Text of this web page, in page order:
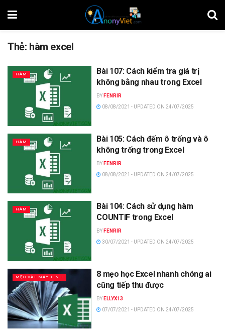
Thẻ: hàm excel
HÀM
Bài 107: Cách kiểm tra giá trị
không bằng nhau trong Excel
BY FENRIR
08/08/2021 - UPDATED ON 24/07/2025
HÀM
Bài 105: Cách đếm ô trống và ô
không trống trong Excel
BY FENRIR
08/08/2021 - UPDATED ON 24/07/2025
HÀM
Bài 104: Cách sử dụng hàm
COUNTIF trong Excel
BY FENRIR
30/07/2021 - UPDATED ON 24/07/2025
MẸO VẶT MÁY TÍNH
8 mẹo học Excel nhanh chóng ai
cũng tiếp thu được
BY ELLYX13
07/07/2021 - UPDATED ON 24/07/2025